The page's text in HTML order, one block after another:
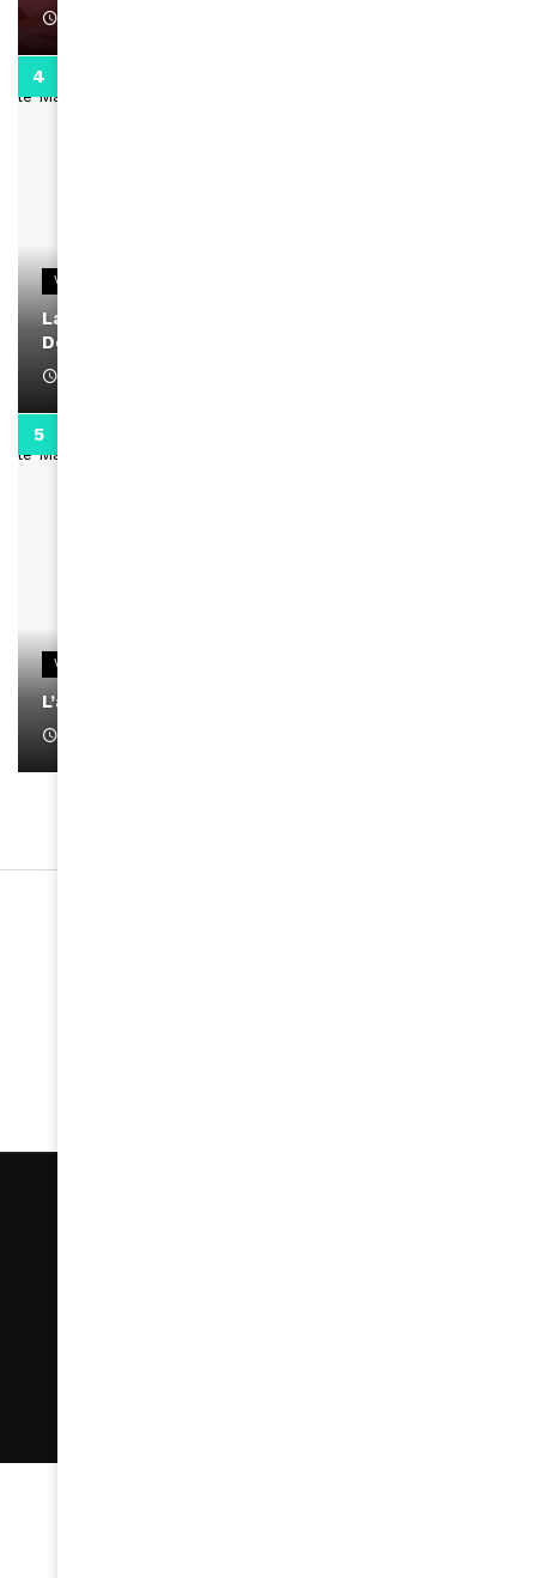
VIDEOS
La rubrique santé speciale coronavirus du
Docteur Makanda
VIDEOS
L’artiste Yoan s’exprime